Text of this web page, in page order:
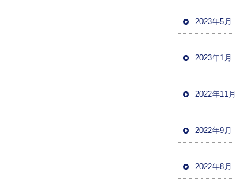
2023年5月
2023年1月
2022年11月
2022年9月
2022年8月